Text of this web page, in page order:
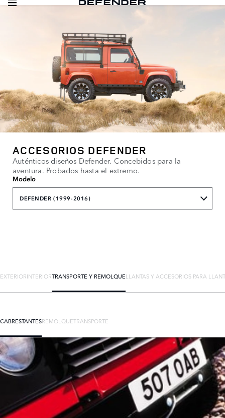
ACCESORIOS DEFENDER
Auténticos diseños Defender. Concebidos para la
aventura. Probados hasta el extremo.
Modelo
DEFENDER (1999-2016)
EXTERIORINTERIORTRANSPORTE Y REMOLQUELLANTAS Y ACCESORIOS PARA
CABRESTANTESREMOLQUETRANSPORTE